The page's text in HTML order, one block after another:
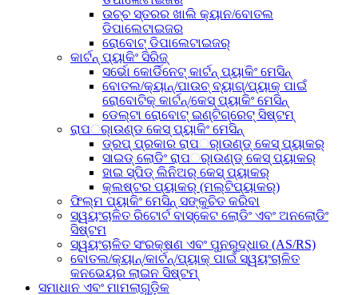
ଉଚ୍ଚ ସ୍ତରର ଖାଲି କ୍ୟାନ/ବୋତଲ
ଡିପାଲେଟାଇଜର
ରୋବୋଟ୍ ଡିପାଲେଟାଇଜର୍
କାର୍ଟନ୍ ପ୍ୟାକିଂ ସିରିଜ୍
ସର୍ଭୋ କୋର୍ଡିନେଟ୍ କାର୍ଟନ୍ ପ୍ୟାକିଂ ମେସିନ୍
ବୋତଲ/କ୍ୟାନ୍/ପାଉଚ୍ ବ୍ୟାଗ୍/ପ୍ୟାକ୍ ପାଇଁ
ରୋବୋଟିକ୍ କାର୍ଟନ୍/କେସ୍ ପ୍ୟାକିଂ ମେସିନ୍
ଡେଲ୍ଟା ରୋବୋଟ୍ ଇଣ୍ଟିଗ୍ରେଟ୍ ସିଷ୍ଟମ୍
ରାପର୍ାଉଣ୍ଡ କେସ୍ ପ୍ୟାକିଂ ମେସିନ୍
ଡ୍ରପ୍ ପ୍ରକାର ରାପର୍ାଉଣ୍ଡ୍ କେସ୍ ପ୍ୟାକର୍
ସାଇଡ୍ ଲୋଡିଂ ରାପର୍ାଉଣ୍ଡ୍ କେସ୍ ପ୍ୟାକର୍
ହାଇ ସ୍ପିଡ୍ ଲିନିଅର୍ କେସ୍ ପ୍ୟାକର୍
କ୍ଲଷ୍ଟର ପ୍ୟାକର୍ (ମଲ୍ଟିପ୍ୟାକର୍)
ଫିଲ୍ମ ପ୍ୟାକିଂ ମେସିନ୍ ସଙ୍କୁଚିତ କରିବା
ସ୍ୱୟଂଚାଳିତ ରିଟୋର୍ଟ ବାସ୍କେଟ ଲୋଡିଂ ଏବଂ ଅନଲୋଡିଂ
ସିଷ୍ଟମ
ସ୍ୱୟଂଚାଳିତ ସଂରକ୍ଷଣ ଏବଂ ପୁନରୁଦ୍ଧାର (AS/RS)
ବୋତଲ/କ୍ୟାନ୍/କାର୍ଟନ୍/ପ୍ୟାକ୍ ପାଇଁ ସ୍ୱୟଂଚାଳିତ
କନଭେୟର ଲାଇନ ସିଷ୍ଟମ୍
ସମାଧାନ ଏବଂ ମାମଲାଗୁଡ଼ିକ